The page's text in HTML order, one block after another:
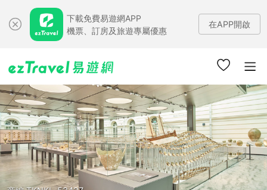
下載免費易遊網APP
機票、訂房及旅遊專屬優惠
在APP開啟